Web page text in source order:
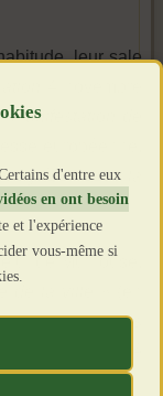
leur sale
manifestation de
»et« la
de Mulhouse,
calmer« les
d'entre eux
en ont besoin
et l'expérience
vous-même si